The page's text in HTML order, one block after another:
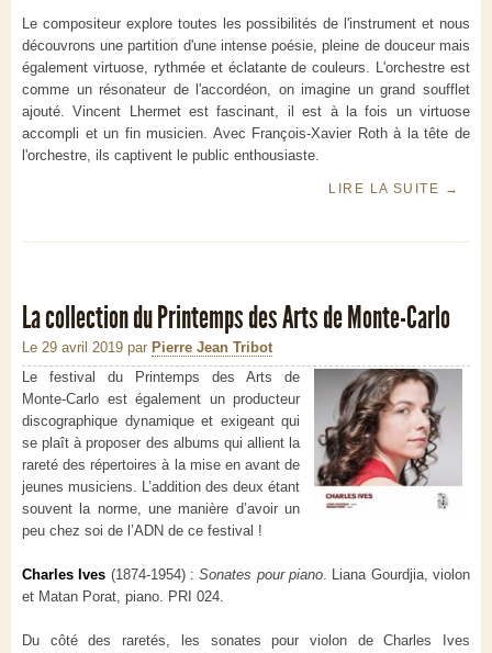
Le compositeur explore toutes les possibilités de l'instrument et nous
découvrons une partition d'une intense poésie, pleine de douceur mais
également virtuose, rythmée et éclatante de couleurs. L'orchestre est
comme un résonateur de l'accordéon, on imagine un grand soufflet
ajouté. Vincent Lhermet est fascinant, il est à la fois un virtuose
accompli et un fin musicien. Avec François-Xavier Roth à la tête de
l'orchestre, ils captivent le public enthousiaste.
LIRE LA SUITE →
La collection du Printemps des Arts de Monte-Carlo
Le 29 avril 2019 par Pierre Jean Tribot
Le festival du Printemps des Arts de
Monte-Carlo est également un producteur
discographique dynamique et exigeant qui
se plaît à proposer des albums qui allient la
rareté des répertoires à la mise en avant de
jeunes musiciens. L’addition des deux étant
souvent la norme, une manière d’avoir un
peu chez soi de l’ADN de ce festival !
Charles Ives (1874-1954) :Sonates pour piano. Liana Gourdjia, violon
et Matan Porat, piano. PRI 024.
Du côté des raretés, les sonates pour violon de Charles Ives